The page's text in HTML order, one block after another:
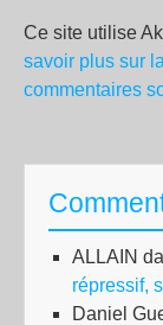
Ce site utilise
savoir plus sur
commentaires
ALLAIN
répressif,
Daniel